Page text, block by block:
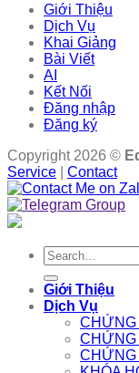
Giới Thiệu
Dịch Vụ
Khai Giảng
Bài Viết
AI
Kết Nối
Đăng nhập
Đăng ký
Copyright 2026 ©
Service
Contact
Search
for:
Giới Thiệu
Dịch Vụ
CHỨNG
CHỨNG
CHỨNG